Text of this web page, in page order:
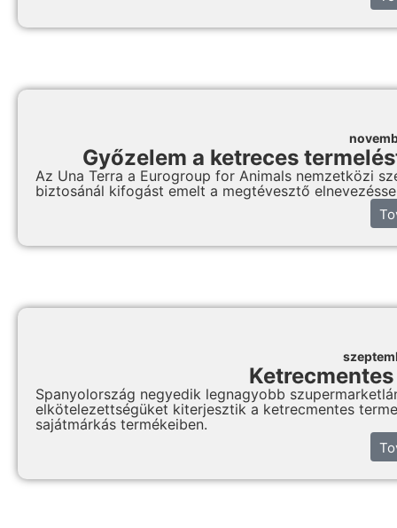
Győzelem a ketreces
Az Una Terra a Eurogroup for Animals nemzetközi
biztosánál kifogást emelt a megtévesztő
Spanyolország negyedik legnagyobb
elkötelezettségüket kiterjesztik a ketrecmentes
sajátmárkás termékeiben.